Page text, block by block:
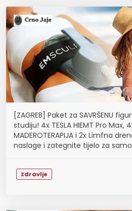
[ZAGREB] Paket za SAVRŠENU
studiju! 4x TESLA HIEMT Pro Max,
MADEROTERAPIJA i 2x Limfna
naslage i zategnite tijelo za
Zdravlje